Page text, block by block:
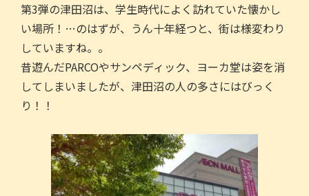
第3弾の津田沼は、学生時代によく訪れていた懐かし
い場所！…のはずが、うん十年経つと、街は様変わり
していますね。。
昔遊んだPARCOやサンペディック、ヨーカ堂は姿を消
してしまいましたが、津田沼の人の多さにはびっく
り！！